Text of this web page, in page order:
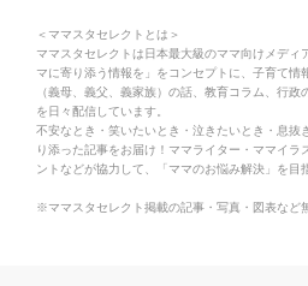
＜ママスタセレクトとは＞
ママスタセレクトは日本最大級のママ向けメディ
マに寄り添う情報を」をコンセプトに、子育て情
（義母、義父、義家族）の話、教育コラム、行
を日々配信しています。
不安なとき・笑いたいとき・泣きたいとき・息抜
り添った記事をお届け！ママライター・ママイラ
ントなどが協力して、「ママのお悩み解決」を目
※ママスタセレクト掲載の記事・写真・図表など